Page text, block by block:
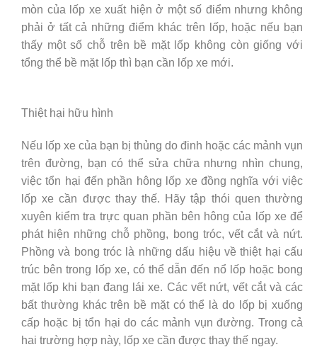
mòn của lốp xe xuất hiện ở một số điểm nhưng không
phải ở tất cả những điểm khác trên lốp, hoặc nếu bạn
thấy một số chỗ trên bề mặt lốp không còn giống với
tổng thể bề mặt lốp thì bạn cần lốp xe mới.
Thiệt hại hữu hình
Nếu lốp xe của bạn bị thủng do đinh hoặc các mảnh vụn
trên đường, bạn có thể sửa chữa nhưng nhìn chung,
việc tổn hại đến phần hông lốp xe đồng nghĩa với việc
lốp xe cần được thay thế. Hãy tập thói quen thường
xuyên kiểm tra trực quan phần bên hông của lốp xe để
phát hiện những chỗ phồng, bong tróc, vết cắt và nứt.
Phồng và bong tróc là những dấu hiệu về thiệt hại cấu
trúc bên trong lốp xe, có thể dẫn đến nổ lốp hoặc bong
mặt lốp khi bạn đang lái xe. Các vết nứt, vết cắt và các
bất thường khác trên bề mặt có thể là do lốp bị xuống
cấp hoặc bị tổn hại do các mảnh vụn đường. Trong cả
hai trường hợp này, lốp xe cần được thay thế ngay.